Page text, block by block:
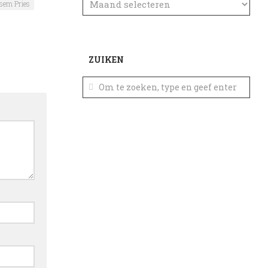
Pries
ZUIKEN